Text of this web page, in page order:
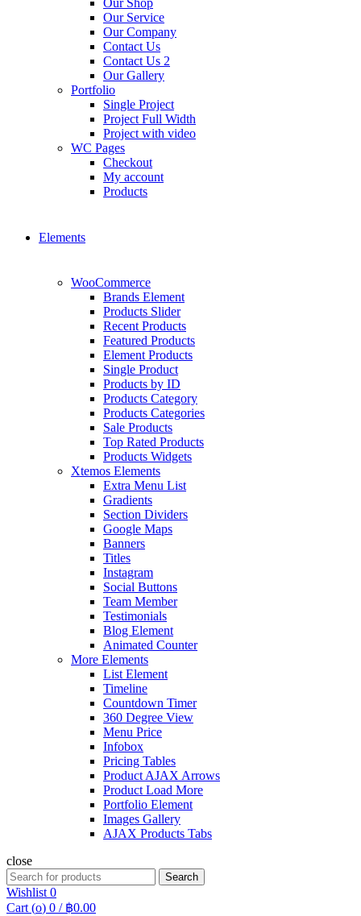
Our Shop
Our Service
Our Company
Contact Us
Contact Us 2
Our Gallery
Portfolio
Single Project
Project Full Width
Project with video
WC Pages
Checkout
My account
Products
Elements
WooCommerce
Brands Element
Products Slider
Recent Products
Featured Products
Element Products
Single Product
Products by ID
Products Category
Products Categories
Sale Products
Top Rated Products
Products Widgets
Xtemos Elements
Extra Menu List
Gradients
Section Dividers
Google Maps
Banners
Titles
Instagram
Social Buttons
Team Member
Testimonials
Blog Element
Animated Counter
More Elements
List Element
Timeline
Countdown Timer
360 Degree View
Menu Price
Infobox
Pricing Tables
Product AJAX Arrows
Product Load More
Portfolio Element
Images Gallery
AJAX Products Tabs
close
Search
for:
Search
Wishlist 0
Cart (o) 0 / ฿0.00